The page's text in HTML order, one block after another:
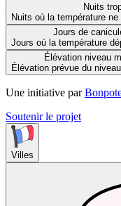
Nuits
Nuits où la température
Jours de
Jours où la température
Élévation niveau
Élévation prévue du
Une initiative par
Soutenir le projet
Villes